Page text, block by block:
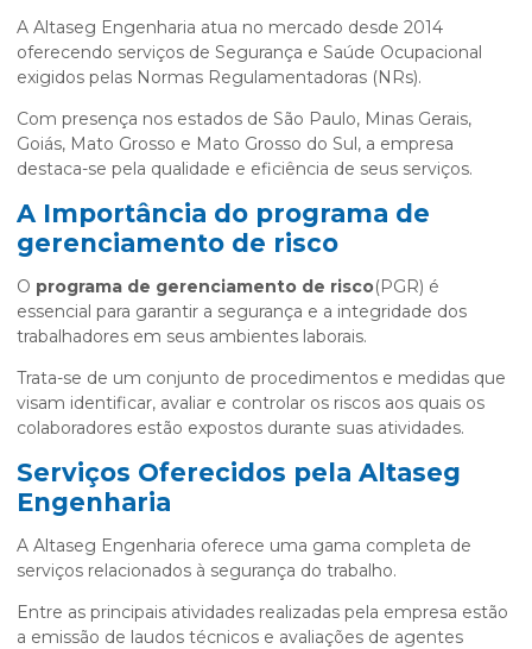
A Altaseg Engenharia atua no mercado desde 2014
oferecendo serviços de Segurança e Saúde Ocupacional
exigidos pelas Normas Regulamentadoras (NRs).
Com presença nos estados de São Paulo, Minas Gerais,
Goiás, Mato Grosso e Mato Grosso do Sul, a empresa
destaca-se pela qualidade e eficiência de seus serviços.
A Importância do programa de
gerenciamento de risco
O programa de gerenciamento de risco(PGR) é
essencial para garantir a segurança e a integridade dos
trabalhadores em seus ambientes laborais.
Trata-se de um conjunto de procedimentos e medidas que
visam identificar, avaliar e controlar os riscos aos quais os
colaboradores estão expostos durante suas atividades.
Serviços Oferecidos pela Altaseg
Engenharia
A Altaseg Engenharia oferece uma gama completa de
serviços relacionados à segurança do trabalho.
Entre as principais atividades realizadas pela empresa estão
a emissão de laudos técnicos e avaliações de agentes